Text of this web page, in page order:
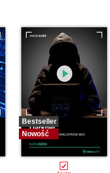
Bestseller
Nowość